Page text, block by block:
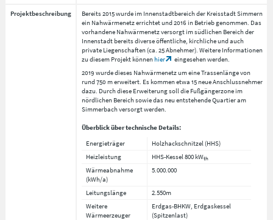
Projektbeschreibung
Bereits 2015 wurde im Innenstadtbereich der Kreisstadt Simmern
ein Nahwärmenetz errichtet und 2016 in Betrieb genommen. Das
vorhandene Nahwärmenetz versorgt im südlichen Bereich der
Innenstadt bereits diverse öffentliche, kirchliche und auch
private Liegenschaften (ca. 25 Abnehmer). Weitere Informationen
zu diesem Projekt könnenhier
eingesehen werden.
2019 wurde dieses Nahwärmenetz um eine Trassenlänge von
rund 750 m erweitert. Es kommen etwa 15 neue Anschlussnehmer
dazu. Durch diese Erweiterung soll die Fußgängerzone im
nördlichen Bereich sowie das neu entstehende Quartier am
Simmerbach versorgt werden.
Überblick über technische Details:
Energieträger
Holzhackschnitzel (HHS)
Heizleistung
HHS-Kessel 800 kWth
Wärmeabnahme
(kWh/a)
5.000.000
Leitungslänge
2.550m
Weitere
Wärmeerzeuger
Erdgas-BHKW, Erdgaskessel
(Spitzenlast)